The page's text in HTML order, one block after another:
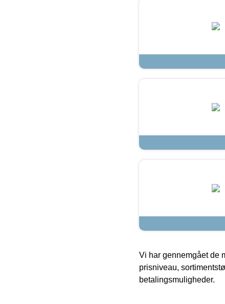
Vi har gennemgået de
prisniveau,
betalingsmuligheder.